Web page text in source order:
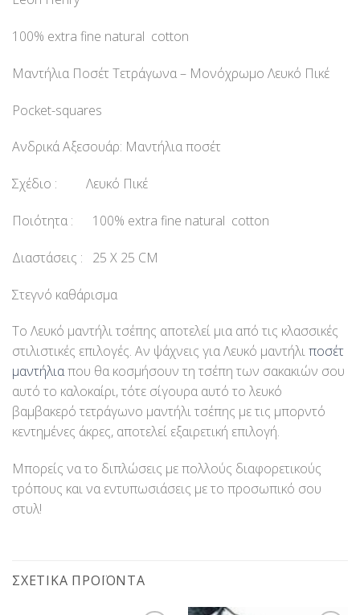
100% extra fine natural cotton
Μαντήλια Ποσέτ Τετράγωνα – Μονόχρωμο Λευκό Πικέ
Pocket-squares
Ανδρικά Αξεσουάρ: Μαντήλια ποσέτ
Σχέδιο : Λευκό Πικέ
Ποιότητα : 100% extra fine natural cotton
Διαστάσεις : 25 Χ 25 CM
Στεγνό καθάρισμα
Το Λευκό μαντήλι τσέπης αποτελεί μια από τις κλασσικές
στιλιστικές επιλογές. Αν ψάχνεις για Λευκό μαντήλιποσέτ
μαντήλιαπου θα κοσμήσουν τη τσέπη των σακακιών σου
αυτό το καλοκαίρι, τότε σίγουρα αυτό το λευκό
βαμβακερό τετράγωνο μαντήλι τσέπης με τις μπορντό
κεντημένες άκρες, αποτελεί εξαιρετική επιλογή.
Μπορείς να το διπλώσεις με πολλούς διαφορετικούς
τρόπους και να εντυπωσιάσεις με το προσωπικό σου
στυλ!
ΣΧΕΤΙΚΆ ΠΡΟΪΌΝΤΑ